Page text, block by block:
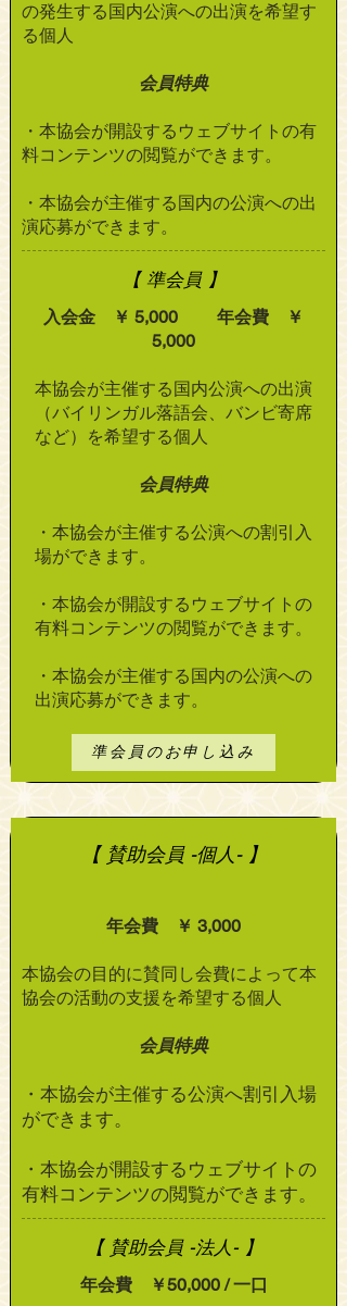
の発生する国内公演への出演を希望す
る個人
会員特典
・本協会が開設するウェブサイトの有
料コンテンツの閲覧ができます。
・本協会が主催する国内の公演への出
演応募ができます。​
【 準会員 】
入会金 ￥ 5,000 年会費 ￥
5,000
本協会が主催する国内公演への出演
（バイリンガル落語会、バンビ寄席
など）を希望する個人
会員特典
・本協会が主催する公演への割引入
場ができます。
・本協会が開設するウェブサイトの
有料コンテンツの閲覧ができます。
・本協会が主催する国内の公演への
出演応募ができます。​
準会員のお申し込み
【 賛助会員 -個人- 】
年会費 ￥ 3,000
本協会の目的に賛同し会費によって本
協会の活動の支援を希望する個人
会員特典
・本協会が主催する公演へ割引入場
ができます。
・本協会が開設するウェブサイトの
有料コンテンツの閲覧ができます。
【 賛助会員 -法人- 】
年会費 ￥50,000 / 一口